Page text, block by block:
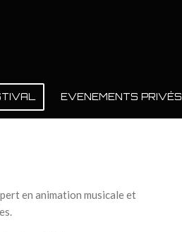
EVENEMENTS PRIVÉS
en animation musicale et